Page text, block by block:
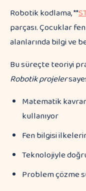
Robotik kodlama, **
parçası. Çocuklar
alanlarında bilgi ve
Bu süreçte teoriyi
Robotik projeler
Matematik
kullanıyor
Fen bilgisi
Teknolojiyle
Problem çözme